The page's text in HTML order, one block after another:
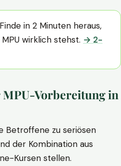
Finde in 2 Minuten heraus,
wirklich stehst. → 2-
Vorbereitung in
Betroffene zu seriösen
der Kombination aus
Kursen stellen.